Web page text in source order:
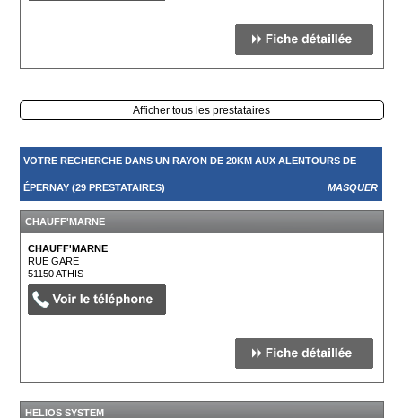
Afficher tous les prestataires
VOTRE RECHERCHE DANS UN RAYON DE 20KM AUX ALENTOURS DE
ÉPERNAY (29 PRESTATAIRES) MASQUER
CHAUFF'MARNE
CHAUFF'MARNE
RUE GARE
51150ATHIS
HELIOS SYSTEM